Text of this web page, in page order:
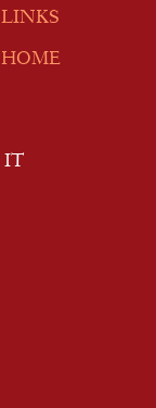
LINKS
HOME
IT